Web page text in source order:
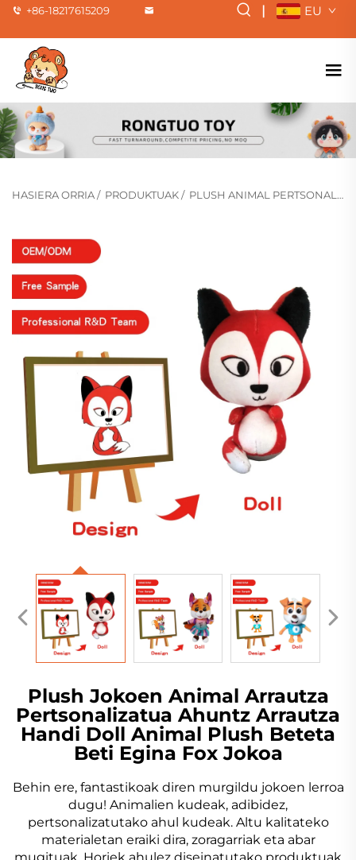
+86-18217615209 | EU
HASIERA ORRIA/ PRODUKTUAK/ PLUSH ANIMAL PERTSONALIZATUA
Plush Jokoen Animal Arrautza
Pertsonalizatua Ahuntz Arrautza
Handi Doll Animal Plush Beteta
Beti Egina Fox Jokoa
Behin ere, fantastikoak diren murgildu jokoen lerroa
dugu! Animalien kudeak, adibidez,
pertsonalizatutako ahul kudeak. Altu kalitateko
materialetan eraiki dira, zoragarriak eta abar